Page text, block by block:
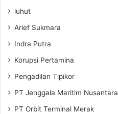
luhut
Arief Sukmara
Indra Putra
Korupsi Pertamina
Pengadilan Tipikor
PT Jenggala Maritim Nusantara
PT Orbit Terminal Merak